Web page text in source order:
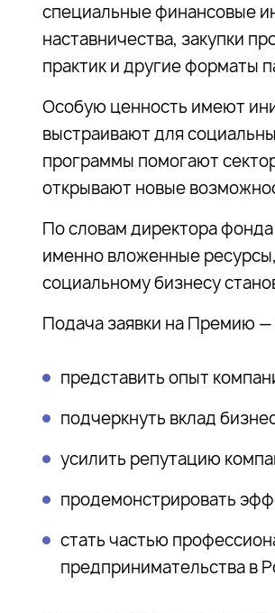
специальные финансовые
наставничества, закупки
практик и другие форматы
Особую ценность имеют
выстраивают для
программы помогают
открывают новые
По словам директора
именно вложенные
социальному бизнесу
Подача заявки на Премию —
представить опыт
подчеркнуть вклад
усилить репутацию
продемонстрировать
стать частью
предпринимательства в